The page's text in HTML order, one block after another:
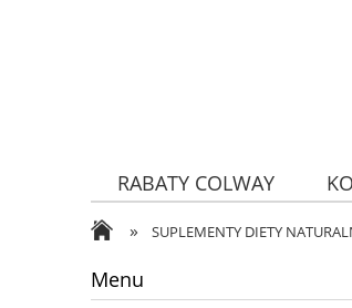
RABATY COLWAY
ZDROWA ŻYWNOŚĆ
» SUPLEMENTY DIETY
Menu